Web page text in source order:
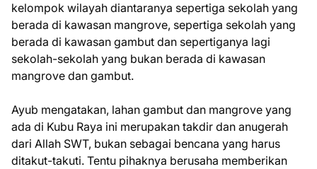
kelompok wilayah diantaranya sepertiga sekolah yang
berada di kawasan mangrove, sepertiga sekolah yang
berada di kawasan gambut dan sepertiganya lagi
sekolah-sekolah yang bukan berada di kawasan
mangrove dan gambut.
Ayub mengatakan, lahan gambut dan mangrove yang
ada di Kubu Raya ini merupakan takdir dan anugerah
dari Allah SWT, bukan sebagai bencana yang harus
ditakut-takuti. Tentu pihaknya berusaha memberikan